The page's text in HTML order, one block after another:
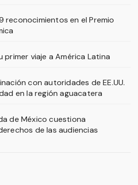
reconocimientos en el Premio
primer viaje a América Latina
con autoridades de EE.UU.
en la región aguacatera
de México cuestiona
de las audiencias